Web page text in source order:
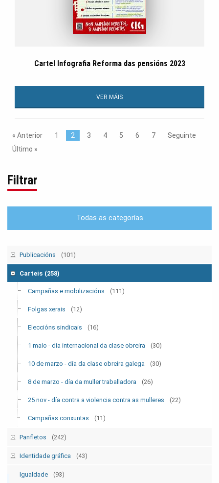
Cartel Infografia Reforma das pensións 2023
VER MÁIS
« Anterior 1 2 3 4 5 6 7
Seguinte
Último »
Filtrar
Todas as categorías
Publicacións (101)
Tempo Sindical
Boletín Sindical (90)
Outras (2)
Carteis (258)
Campañas e mobilizacións (111)
Folgas xerais (12)
Eleccións sindicais (16)
1 maio - día internacional da clase obreira (30)
10 de marzo - día da clase obreira galega (30)
8 de marzo - día da muller traballadora (26)
25 nov - día contra a violencia contra as mulleres (22)
Campañas conxuntas (11)
Panfletos (242)
Campañas e mobilizacións p
Folgas xerais p
Identidade gráfica (43)
Logos CIG (13)
Igualdade (93)